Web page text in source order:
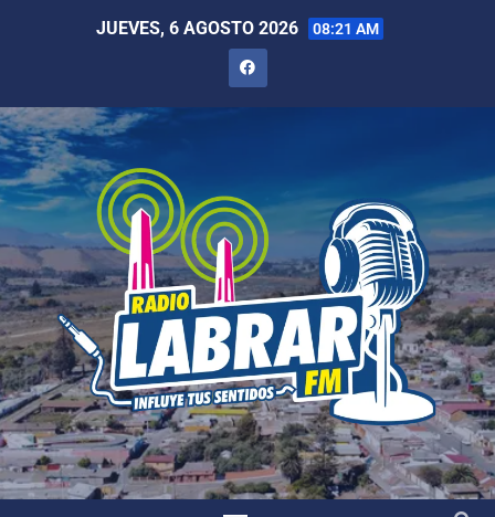
JUEVES, 6 AGOSTO 2026 08:21 AM